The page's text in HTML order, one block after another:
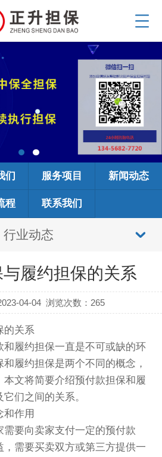
们 服务项目 新闻动态
程 联系我们
行业动态
履约担保的关系
04-04 浏览次数： 265
的关系
和履约担保一直是不可或缺的环
履约担保是两个不同的概念，
文将简要介绍预付款担保和履
们之间的关系。
和作用
要向卖家支付一定的预付款
，需要买卖双方或第三方提供一